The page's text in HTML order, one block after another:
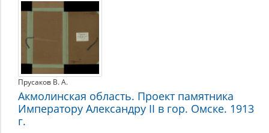
Прусаков В. А.
Акмолинская область. Проект памятника
Императору Александру II в гор. Омске. 1913
г.